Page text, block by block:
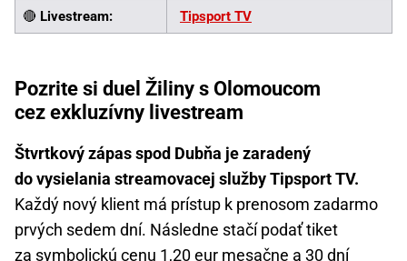
🔴 Livestream: Tipsport TV
Pozrite si duel Žiliny s Olomoucom
cez exkluzívny livestream
Štvrtkový zápas spod Dubňa je zaradený
do vysielania streamovacej služby Tipsport TV.
Každý nový klient má prístup k prenosom zadarmo
prvých sedem dní. Následne stačí podať tiket
za symbolickú cenu 1,20 eur mesačne a 30 dní